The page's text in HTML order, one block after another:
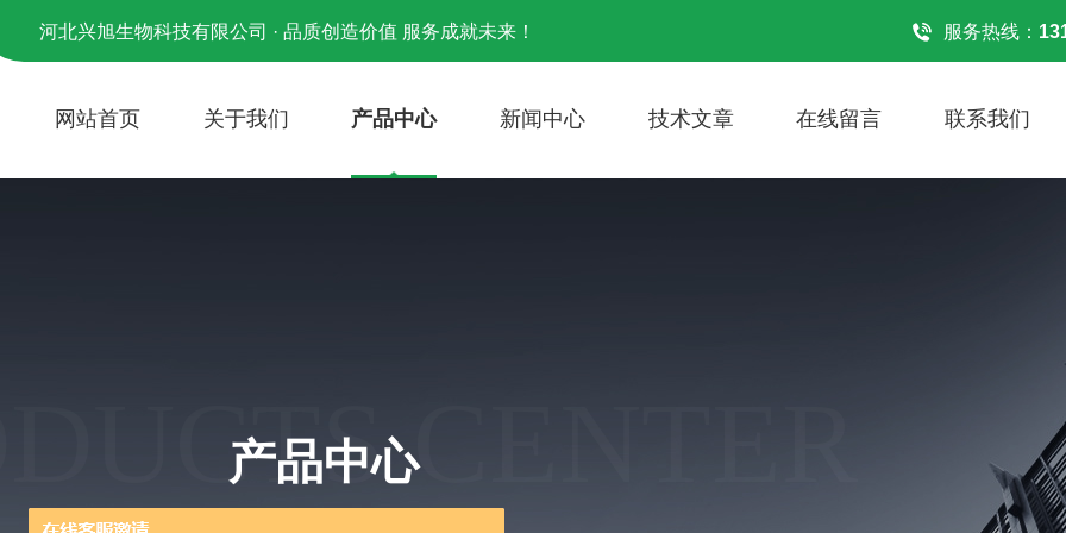
河北兴旭生物科技有限公司 · 品质创造价值 服务成就未来！ 服务热线：
网站首页 关于我们 产品中心 新闻中心 技术文章 在线留言 联系我们
CENTER
产品中心